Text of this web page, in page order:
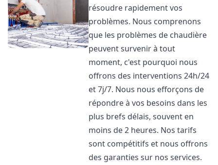
résoudre rapidement vos
problèmes. Nous comprenons
que les problèmes de chaudière
peuvent survenir à tout
moment, c'est pourquoi nous
offrons des interventions 24h/24
et 7j/7. Nous nous efforçons de
répondre à vos besoins dans les
plus brefs délais, souvent en
moins de 2 heures. Nos tarifs
sont compétitifs et nous offrons
des garanties sur nos services.